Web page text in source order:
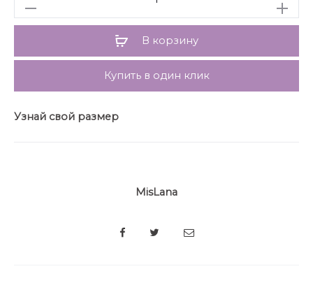
В корзину
Купить в один клик
Узнай свой размер
MisLana
SHARE